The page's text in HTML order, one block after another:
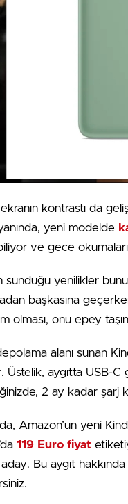
kontrastı da
yeni modelde
ve gece
sunduğu yenilikler
başkasına
olması, onu epey
alanı sunan
Üstelik, aygıtta USB-
2 ay kadar şarj
Amazon’un yeni
119 Euro fiyat
Bu aygıt